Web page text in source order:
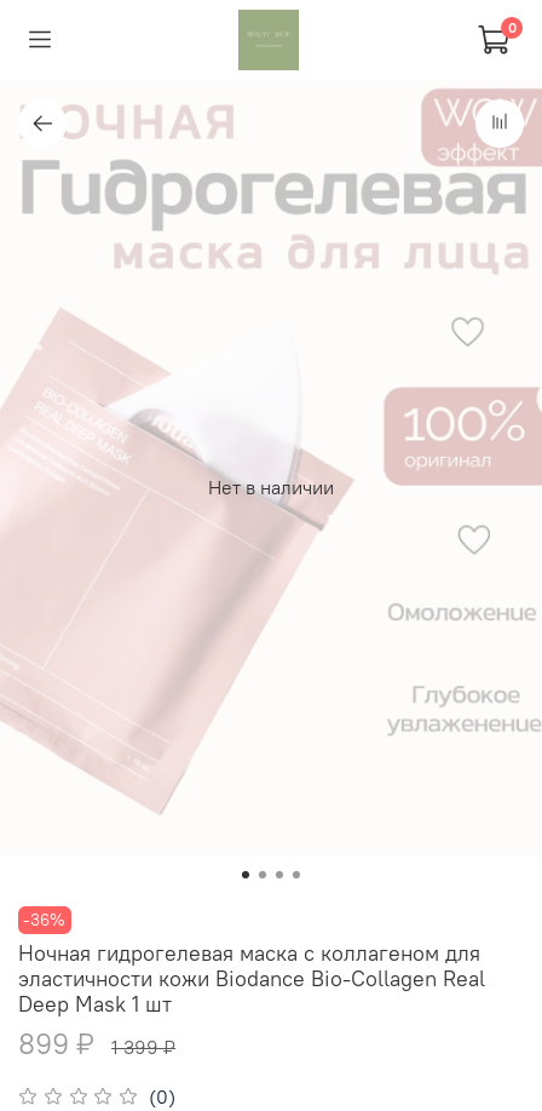
0
Нет в наличии
-36%
(0)
Ночная гидрогелевая маска с коллагеном для
эластичности кожи Biodance Bio-Collagen Real
Deep Mask 1 шт
899 ₽ 1 399 ₽